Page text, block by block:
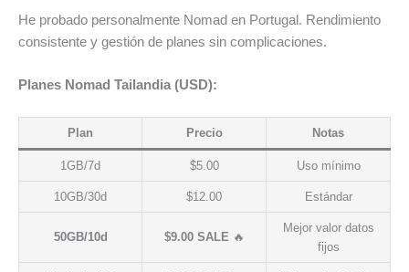
He probado personalmente Nomad en Portugal. Rendimiento
consistente y gestión de planes sin complicaciones.
Planes Nomad Tailandia (USD):
Plan Precio Notas
1GB/7d $5.00 Uso mínimo
10GB/30d $12.00 Estándar
50GB/10d $9.00 SALE 🔥
Mejor valor datos
fijos